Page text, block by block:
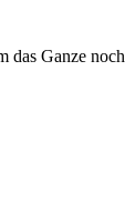
Ganze